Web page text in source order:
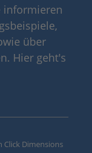
informieren
über
Hier geht's
Click Dimensions